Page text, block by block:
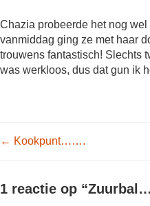
Chazia probeerde het nog
vanmiddag ging ze met haar
trouwens fantastisch! Slechts
was werkloos, dus dat gun ik
Post
← Kookpunt…….
1 reactie op “